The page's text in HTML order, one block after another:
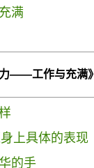
满
——工作与充满》
上具体的表现
的手